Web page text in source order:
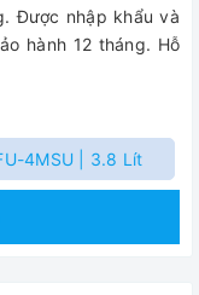
Được nhập khẩu và
hành 12 tháng. Hỗ
4MSU | 3.8 Lít